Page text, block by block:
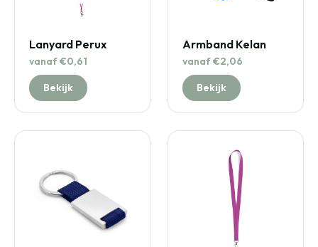
Lanyard Perux
vanaf €0,61
Bekijk
Armband Kelan
vanaf €2,06
Bekijk